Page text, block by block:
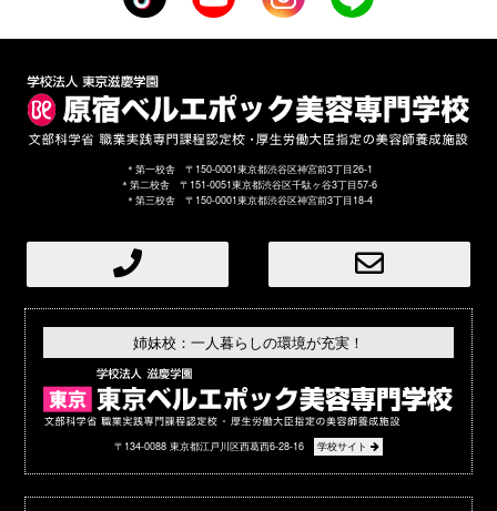
＊第一校舎 〒150-0001東京都渋谷区神宮前3丁目26-1
＊第二校舎 〒151-0051東京都渋谷区千駄ヶ谷3丁目57-6
＊第三校舎 〒150-0001東京都渋谷区神宮前3丁目18-4
姉妹校：一人暮らしの環境が充実！
〒134-0088 東京都江戸川区西葛西6-28-16 学校サイト